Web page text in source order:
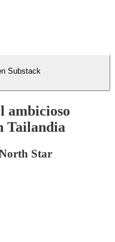
Substack
ambicioso
Tailandia
Star